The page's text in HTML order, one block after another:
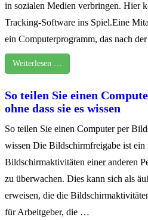
in sozialen Medien verbringen. Hier
Tracking-Software ins Spiel.Eine
ein Computerprogramm, das nach
Weiterlesen …
So teilen Sie einen
ohne dass sie es wissen
So teilen Sie einen Computer per
wissen Die Bildschirmfreigabe ist ein
Bildschirmaktivitäten einer anderen
zu überwachen. Dies kann sich als
erweisen, die die
für Arbeitgeber, die …